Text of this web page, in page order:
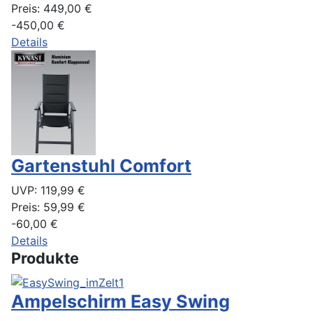
Preis: 449,00 €
-450,00 €
Details
Gartenstuhl Comfort
UVP: 119,99 €
Preis: 59,99 €
-60,00 €
Details
Produkte
Ampelschirm Easy Swing